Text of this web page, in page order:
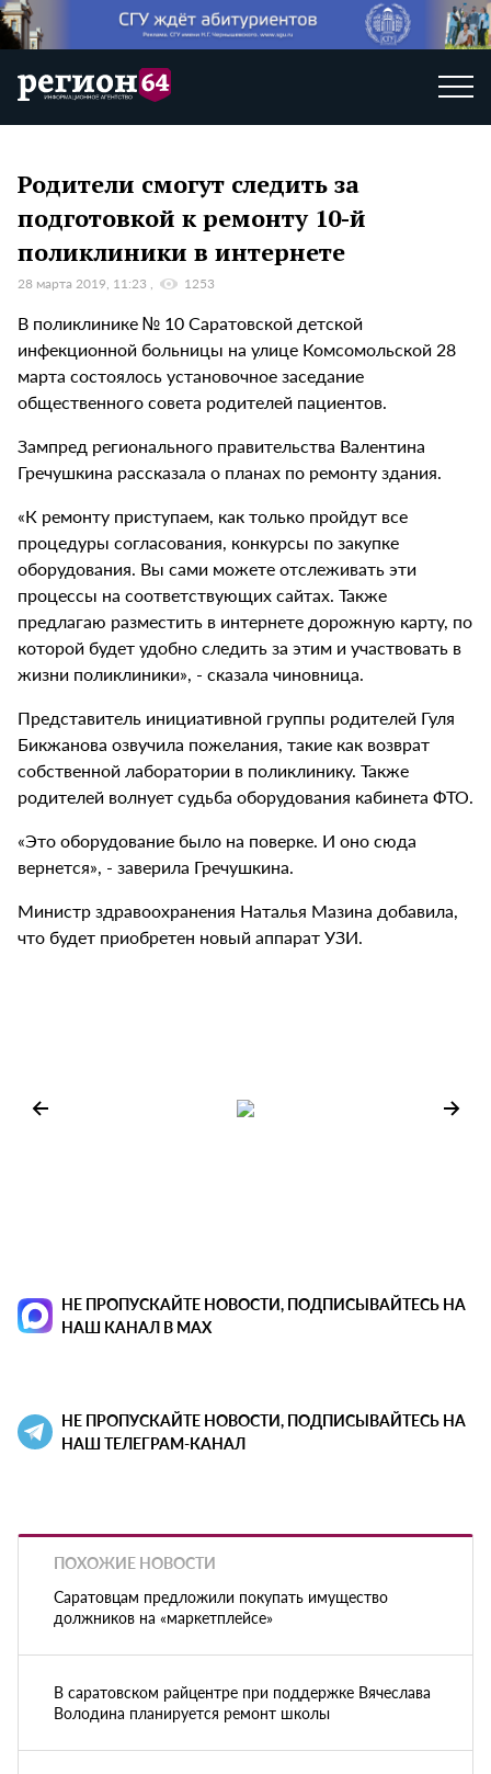
Родители смогут следить за
подготовкой к ремонту 10-й
поликлиники в интернете
28 марта 2019, 11:23 1253
В поликлинике № 10 Саратовской детской
инфекционной больницы на улице Комсомольской 28
марта состоялось установочное заседание
общественного совета родителей пациентов.
Зампред регионального правительства Валентина
Гречушкина рассказала о планах по ремонту здания.
«К ремонту приступаем, как только пройдут все
процедуры согласования, конкурсы по закупке
оборудования. Вы сами можете отслеживать эти
процессы на соответствующих сайтах. Также
предлагаю разместить в интернете дорожную карту, по
которой будет удобно следить за этим и участвовать в
жизни поликлиники», - сказала чиновница.
Представитель инициативной группы родителей Гуля
Бикжанова озвучила пожелания, такие как возврат
собственной лаборатории в поликлинику. Также
родителей волнует судьба оборудования кабинета ФТО.
«Это оборудование было на поверке. И оно сюда
вернется», - заверила Гречушкина.
Министр здравоохранения Наталья Мазина добавила,
что будет приобретен новый аппарат УЗИ.
НЕ ПРОПУСКАЙТЕ НОВОСТИ, ПОДПИСЫВАЙТЕСЬ НА
НАШ КАНАЛ В MAX
НЕ ПРОПУСКАЙТЕ НОВОСТИ, ПОДПИСЫВАЙТЕСЬ НА
НАШ ТЕЛЕГРАМ-КАНАЛ
ПОХОЖИЕ НОВОСТИ
Саратовцам предложили покупать имущество
должников на «маркетплейсе»
В саратовском райцентре при поддержке Вячеслава
Володина планируется ремонт школы